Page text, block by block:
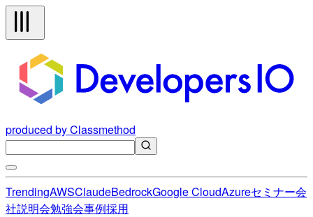
produced by Classmethod
TrendingAWSClaudeBedrockGoogle CloudAzureセミナー会
社説明会勉強会事例採用